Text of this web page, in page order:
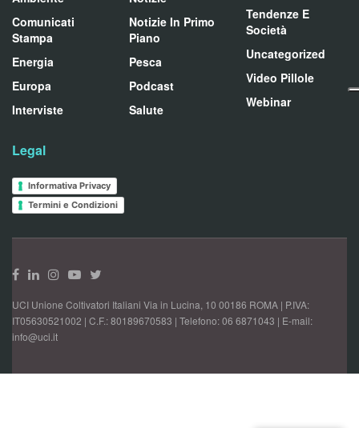
Comunicati
Stampa
Energia
Europa
Interviste
Notizie In Primo
Piano
Pesca
Podcast
Salute
Tendenze E
Società
Uncategorized
Video Pillole
Webinar
Legal
Informativa Privacy
Termini e Condizioni
UCI Unione Coltivatori Italiani Via in Lucina, 10 00186 ROMA | P.IVA:
IT05630521002 | C.F.: 80189670583 | Telefono: 06 6871043 | E-mail:
info@uci.it